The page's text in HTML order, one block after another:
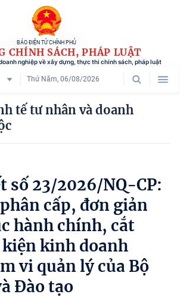
BÁO ĐIỆN TỬ CHÍNH PHỦ
CHÍNH SÁCH, PHÁP LUẬT
nghiệp về xây dựng, thực thi chính sách, pháp luật
Thứ Năm, 06/08/2026
kế
sống
chính sách
tế tư nhân và doanh
số 23/2026/NQ-CP:
cấp, đơn giản
hành chính, cắt
kinh doanh
vi quản lý của Bộ
Đào tạo